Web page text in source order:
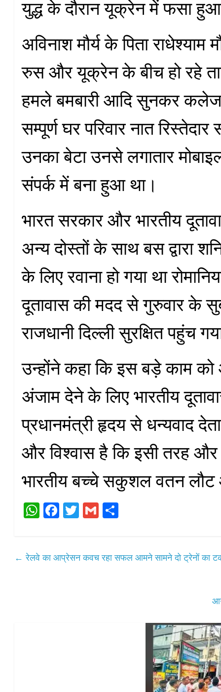
युद्ध के दौरान यूक्रेन में फसा
अविनाश मौर्य के पिता राधेश्याम
रुस और यूक्रेन के बीच हो रहे
हमले बमबारी आदि सुनकर
सम्पूर्ण घर परिवार नात
उनका बेटा उनसे लगातार
संपर्क में बना हुआ था।
भारत सरकार और भारतीय
अन्य दोस्तों के साथ बस द्वारा
के लिए रवाना हो गया था
दूतावास की मदद से गुरुवार के
राजधानी दिल्ली सुरक्षित पहुंच
उन्होंने कहा कि इस बड़े काम को
अंजाम देने के लिए भारतीय
प्रधानमंत्री हृदय से धन्यवाद
और विश्वास है कि इसी तरह
भारतीय बच्चे सकुशल वतन
W
A
Fa
ok
T
r
G
← रेलवे का आप्रेसन कवच रहा सफल आमने सामने दो ट्रेनों का